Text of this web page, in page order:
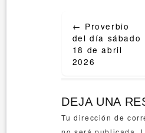
navigation
← Proverbio
del día sábado
18 de abril
2026
DEJA UNA
Tu dirección de